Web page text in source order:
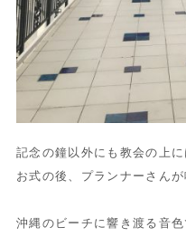
記念の鐘以外にも教会の上
お式の後、プランナーさん
沖縄のビーチに響き渡る音色